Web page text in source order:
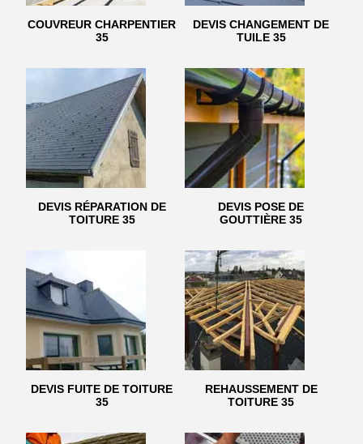
COUVREUR CHARPENTIER
35
DEVIS CHANGEMENT DE
TUILE 35
DEVIS RÉPARATION DE
TOITURE 35
DEVIS POSE DE
GOUTTIÈRE 35
DEVIS FUITE DE TOITURE
35
REHAUSSEMENT DE
TOITURE 35